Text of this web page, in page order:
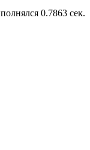
0.7863 сек.